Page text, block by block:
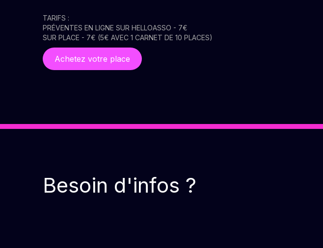
TARIFS :
PRÉVENTES EN LIGNE SUR HELLOASSO - 7€
SUR PLACE - 7€ (5€ AVEC 1 CARNET DE 10 PLACES)
Achetez votre place
Besoin d'infos ?